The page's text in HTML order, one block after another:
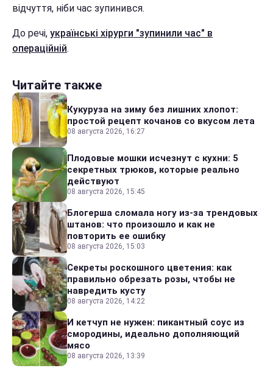
відчуття, ніби час зупинився.
До речі, українські хірурги "зупинили час" в
операційній.
Читайте также
Кукуруза на зиму без лишних хлопот:
простой рецепт кочанов со вкусом лета
08 августа 2026, 16:27
Плодовые мошки исчезнут с кухни: 5
секретных трюков, которые реально
действуют
08 августа 2026, 15:45
Блогерша сломала ногу из-за трендовых
штанов: что произошло и как не
повторить ее ошибку
08 августа 2026, 15:03
Секреты роскошного цветения: как
правильно обрезать розы, чтобы не
навредить кусту
08 августа 2026, 14:22
И кетчуп не нужен: пикантный соус из
смородины, идеально дополняющий
мясо
08 августа 2026, 13:39